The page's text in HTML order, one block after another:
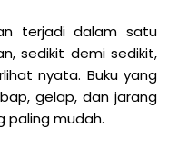
terjadi dalam satu
sedikit demi sedikit,
nyata. Buku yang
gelap, dan jarang
paling mudah.